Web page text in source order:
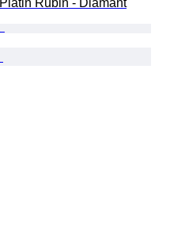
Platin Rubin - Diamant